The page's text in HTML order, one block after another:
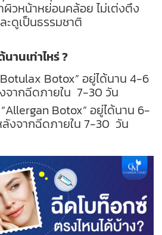
วหน้าหย่อนคล้อย ไม่เต่งตึง
ะดูเป็นธรรมชาติ
านเท่าไหร่ ?
Botox” อยู่ได้นาน 4-6
จากฉีดภายใน 7-30 วัน
Botox” อยู่ได้นาน 6-
งจากฉีดภายใน 7-30 วัน